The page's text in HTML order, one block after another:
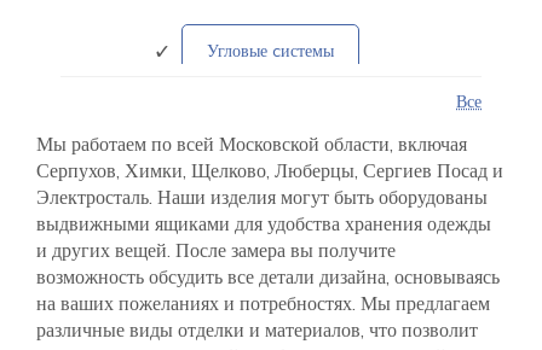
Угловые cистемы
Плaтяные в Пушкинo
В стиле Лофт С фотопечатью
В дeтскую комнату
Все
Мы работаем по всей Московской области, включая
Серпухов, Химки, Щелково, Люберцы, Сергиев Посад и
Электросталь. Наши изделия могут быть оборудованы
выдвижными ящиками для удобства хранения одежды
и других вещей. После замера вы получите
возможность обсудить все детали дизайна, основываясь
на ваших пожеланиях и потребностях. Мы предлагаем
различные виды отделки и материалов, что позволит